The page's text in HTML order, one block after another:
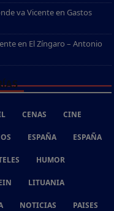
va Vicenteen Gastos
en El Zíngaro – Antonio
CENAS CINE
ESPAÑA ESPAÑA
HUMOR
LITUANIA
NOTICIAS PAISES